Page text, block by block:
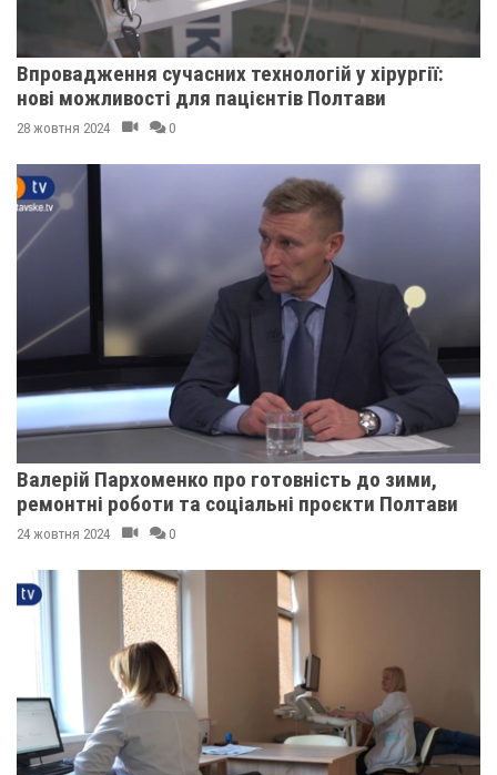
Впровадження сучасних технологій у хірургії:
нові можливості для пацієнтів Полтави
28 жовтня 2024 0
Валерій Пархоменко про готовність до зими,
ремонтні роботи та соціальні проєкти Полтави
24 жовтня 2024 0